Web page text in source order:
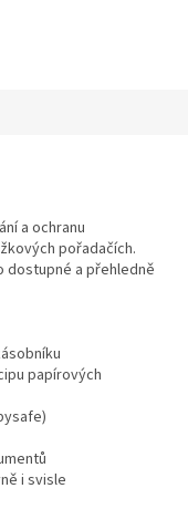
a ochranu
pořadačích.
dostupné a přehledně
papírových
i svisle